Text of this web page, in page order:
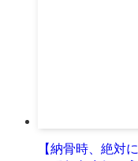
【納骨時、絶対